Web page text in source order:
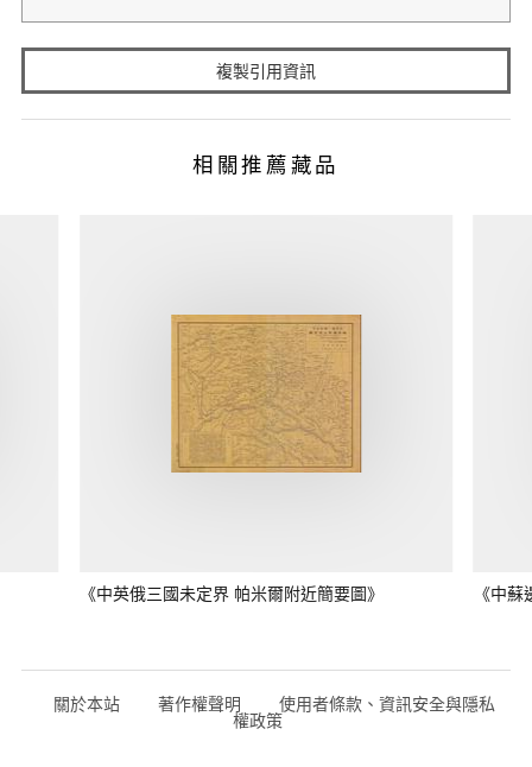
複製引用資訊
相關推薦藏品
《中英俄三國未定界 帕米爾附近簡要圖》 《中
關於本站 著作權聲明 使用者條款、資訊安全與隱私
權政策